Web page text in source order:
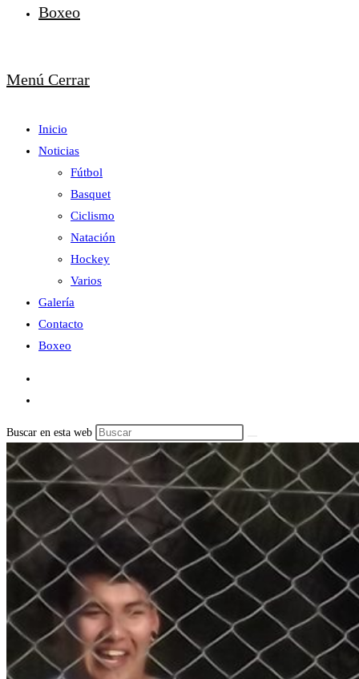
Boxeo
Menú Cerrar
Inicio
Noticias
Fútbol
Basquet
Ciclismo
Natación
Hockey
Varios
Galería
Contacto
Boxeo
Buscar en esta web